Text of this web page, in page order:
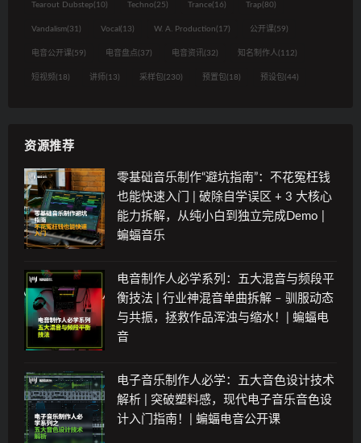
Tearout Dubstep(10) Techno(25) Trance(16) Trap(80)
Vandalism(31) Vocal (13) W. A. Production(17) 公开课(59)
电音公开课(59) 电音盘点(37) 电音资讯(32) 知名制作人(112)
短视频 (18) 讲师(13) 采样包(230) 预置包(18) 预设包(44)
资源推荐
零基础音乐制作“避坑指南”：不花冤枉钱
也能快速入门 | 破除自学误区 + 3 大核心
能力拆解，从纯小白到独立完成Demo |
蝙蝠音乐
电音制作人必学系列：五大混音与频段平
衡技法 | 行业神混音单曲拆解 – 驯服动态
与共振，拯救作品浑浊与缩水！| 蝙蝠电
音
电子音乐制作人必学：五大音色设计技术
解析 | 突破塑料感，现代电子音乐音色设
计入门指南！| 蝙蝠电音公开课